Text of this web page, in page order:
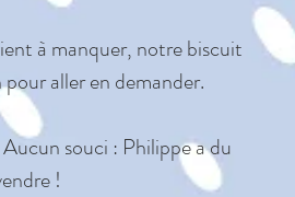
à manquer, notre biscuit
aller en demander.
souci : Philippe a du
!